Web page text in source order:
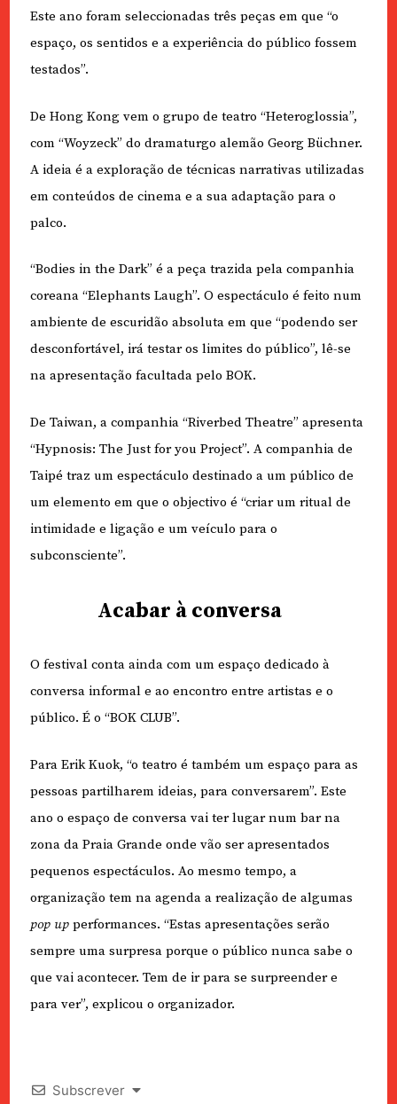
Este ano foram seleccionadas três peças em que “o
espaço, os sentidos e a experiência do público fossem
testados”.
De Hong Kong vem o grupo de teatro “Heteroglossia”,
com “Woyzeck” do dramaturgo alemão Georg Büchner.
A ideia é a exploração de técnicas narrativas utilizadas
em conteúdos de cinema e a sua adaptação para o
palco.
“Bodies in the Dark” é a peça trazida pela companhia
coreana “Elephants Laugh”. O espectáculo é feito num
ambiente de escuridão absoluta em que “podendo ser
desconfortável, irá testar os limites do público”, lê-se
na apresentação facultada pelo BOK.
De Taiwan, a companhia “Riverbed Theatre” apresenta
“Hypnosis: The Just for you Project”. A companhia de
Taipé traz um espectáculo destinado a um público de
um elemento em que o objectivo é “criar um ritual de
intimidade e ligação e um veículo para o
subconsciente”.
Acabar à conversa
O festival conta ainda com um espaço dedicado à
conversa informal e ao encontro entre artistas e o
público. É o “BOK CLUB”.
Para Erik Kuok, “o teatro é também um espaço para as
pessoas partilharem ideias, para conversarem”. Este
ano o espaço de conversa vai ter lugar num bar na
zona da Praia Grande onde vão ser apresentados
pequenos espectáculos. Ao mesmo tempo, a
organização tem na agenda a realização de algumas
pop upperformances. “Estas apresentações serão
sempre uma surpresa porque o público nunca sabe o
que vai acontecer. Tem de ir para se surpreender e
para ver”, explicou o organizador.
Subscrever